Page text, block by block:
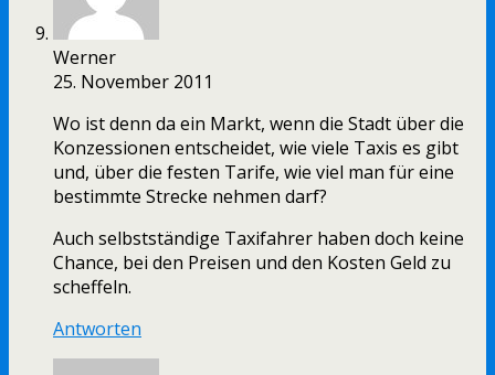
Werner
25. November 2011
Wo ist denn da ein Markt, wenn die Stadt über die
Konzessionen entscheidet, wie viele Taxis es gibt
und, über die festen Tarife, wie viel man für eine
bestimmte Strecke nehmen darf?
Auch selbstständige Taxifahrer haben doch keine
Chance, bei den Preisen und den Kosten Geld zu
scheffeln.
Antworten